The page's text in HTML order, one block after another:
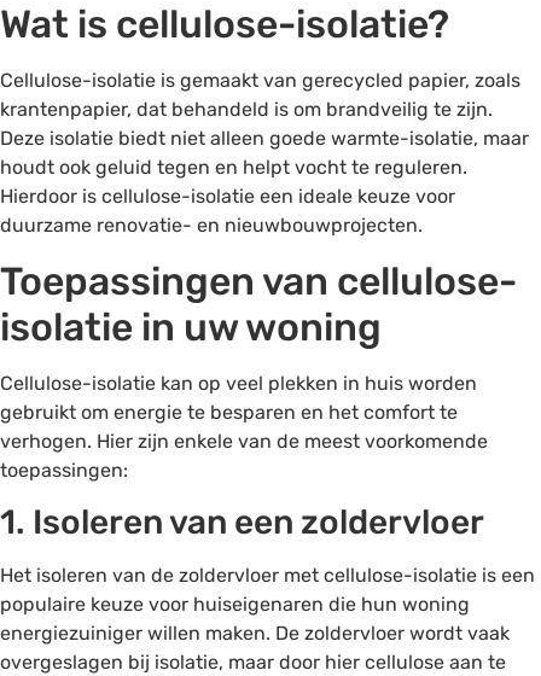
Wat is cellulose-isolatie?
Cellulose-isolatie is gemaakt van gerecycled papier, zoals
krantenpapier, dat behandeld is om brandveilig te zijn.
Deze isolatie biedt niet alleen goede warmte-isolatie, maar
houdt ook geluid tegen en helpt vocht te reguleren.
Hierdoor is cellulose-isolatie een ideale keuze voor
duurzame renovatie- en nieuwbouwprojecten.
Toepassingen van cellulose-
isolatie in uw woning
Cellulose-isolatie kan op veel plekken in huis worden
gebruikt om energie te besparen en het comfort te
verhogen. Hier zijn enkele van de meest voorkomende
toepassingen:
1. Isoleren van een zoldervloer
Het isoleren van de zoldervloer met cellulose-isolatie is een
populaire keuze voor huiseigenaren die hun woning
energiezuiniger willen maken. De zoldervloer wordt vaak
overgeslagen bij isolatie, maar door hier cellulose aan te